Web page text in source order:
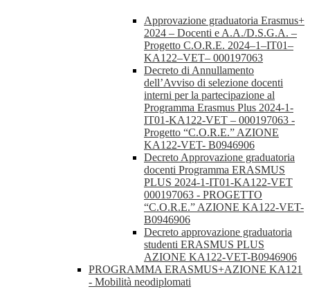
Approvazione graduatoria Erasmus+
2024 – Docenti e A.A./D.S.G.A. –
Progetto C.O.R.E. 2024–1–IT01–
KA122–VET– 000197063
Decreto di Annullamento
dell’Avviso di selezione docenti
interni per la partecipazione al
Programma Erasmus Plus 2024-1-
IT01-KA122-VET – 000197063 -
Progetto “C.O.R.E.” AZIONE
KA122-VET- B0946906
Decreto Approvazione graduatoria
docenti Programma ERASMUS
PLUS 2024-1-IT01-KA122-VET
000197063 - PROGETTO
“C.O.R.E.” AZIONE KA122-VET-
B0946906
Decreto approvazione graduatoria
studenti ERASMUS PLUS
AZIONE KA122-VET-B0946906
PROGRAMMA ERASMUS+AZIONE KA121
- Mobilità neodiplomati